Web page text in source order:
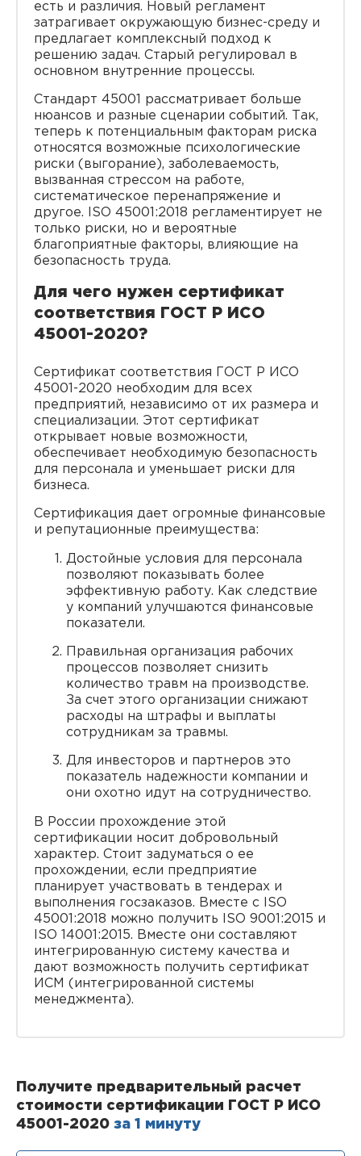
есть и различия. Новый регламент
затрагивает окружающую бизнес-среду и
предлагает комплексный подход к
решению задач. Старый регулировал в
основном внутренние процессы.
Стандарт 45001 рассматривает больше
нюансов и разные сценарии событий. Так,
теперь к потенциальным факторам риска
относятся возможные психологические
риски (выгорание), заболеваемость,
вызванная стрессом на работе,
систематическое перенапряжение и
другое. ISO 45001:2018 регламентирует не
только риски, но и вероятные
благоприятные факторы, влияющие на
безопасность труда.
Для чего нужен сертификат
соответствия ГОСТ Р ИСО
45001-2020?
Сертификат соответствия ГОСТ Р ИСО
45001-2020 необходим для всех
предприятий, независимо от их размера и
специализации. Этот сертификат
открывает новые возможности,
обеспечивает необходимую безопасность
для персонала и уменьшает риски для
бизнеса.
Сертификация дает огромные финансовые
и репутационные преимущества:
Достойные условия для персонала
позволяют показывать более
эффективную работу. Как следствие
у компаний улучшаются финансовые
показатели.
Правильная организация рабочих
процессов позволяет снизить
количество травм на производстве.
За счет этого организации снижают
расходы на штрафы и выплаты
сотрудникам за травмы.
Для инвесторов и партнеров это
показатель надежности компании и
они охотно идут на сотрудничество.
В России прохождение этой
сертификации носит добровольный
характер. Стоит задуматься о ее
прохождении, если предприятие
планирует участвовать в тендерах и
выполнения госзаказов. Вместе с ISO
45001:2018 можно получить ISO 9001:2015 и
ISO 14001:2015. Вместе они составляют
интегрированную систему качества и
дают возможность получить сертификат
ИСМ (интегрированной системы
менеджмента).
Получите предварительный расчет
стоимости сертификации ГОСТ Р ИСО
45001-2020 за 1 минуту